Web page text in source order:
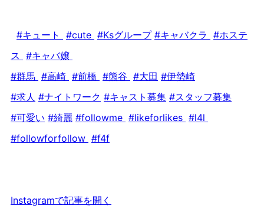
#キュート #cute #Ksグループ #キャバクラ #ホステ
ス #キャバ嬢
#群馬 #高崎 #前橋 #熊谷 #大田 #伊勢崎
#求人 #ナイトワーク #キャスト募集 #スタッフ募集
#可愛い #綺麗 #followme #likeforlikes #l4l
#followforfollow #f4f
Instagramで記事を開く